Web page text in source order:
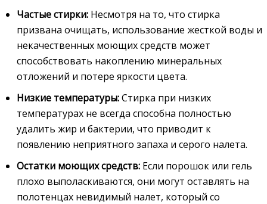
Частые стирки: Несмотря на то, что стирка
призвана очищать, использование жесткой воды и
некачественных моющих средств может
способствовать накоплению минеральных
отложений и потере яркости цвета.
Низкие температуры:Стирка при низких
температурах не всегда способна полностью
удалить жир и бактерии, что приводит к
появлению неприятного запаха и серого налета.
Остатки моющих средств: Если порошок или гель
плохо выполаскиваются, они могут оставлять на
полотенцах невидимый налет, который со